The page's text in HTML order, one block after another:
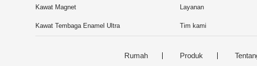
Panjang
Kawat Magnet
Kawat Tembaga Enamel Ultra
Layanan
Tim kami
Rumah Produk